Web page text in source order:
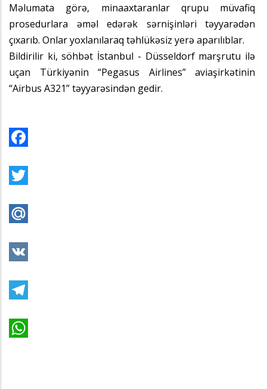
Məlumata görə, minaaxtaranlar qrupu müvafiq
prosedurlara əməl edərək sərnişinləri təyyarədən
çıxarıb. Onlar yoxlanılaraq təhlükəsiz yerə aparılıblar.
Bildirilir ki, söhbət İstanbul - Düsseldorf marşrutu ilə
uçan Türkiyənin “Pegasus Airlines” aviaşirkətinin
“Airbus A321” təyyarəsindən gedir.